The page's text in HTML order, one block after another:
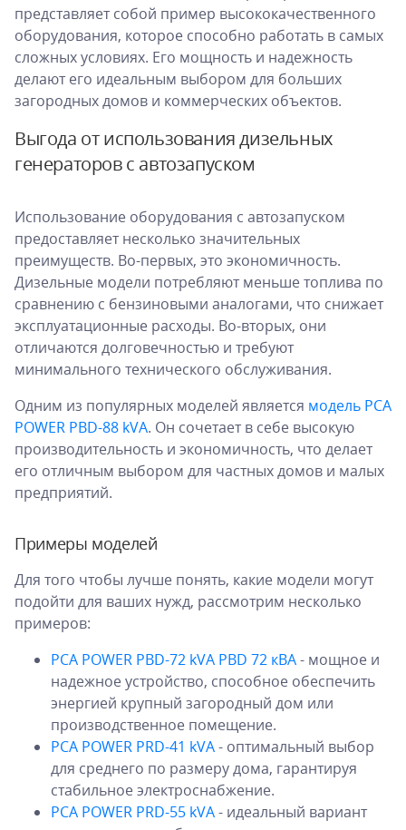
представляет собой пример высококачественного
оборудования, которое способно работать в самых
сложных условиях. Его мощность и надежность
делают его идеальным выбором для больших
загородных домов и коммерческих объектов.
Выгода от использования дизельных
генераторов с автозапуском
Использование оборудования с автозапуском
предоставляет несколько значительных
преимуществ. Во-первых, это экономичность.
Дизельные модели потребляют меньше топлива по
сравнению с бензиновыми аналогами, что снижает
эксплуатационные расходы. Во-вторых, они
отличаются долговечностью и требуют
минимального технического обслуживания.
Одним из популярных моделей является модель PCA
POWER PBD-88 kVA. Он сочетает в себе высокую
производительность и экономичность, что делает
его отличным выбором для частных домов и малых
предприятий.
Примеры моделей
Для того чтобы лучше понять, какие модели могут
подойти для ваших нужд, рассмотрим несколько
примеров:
PCA POWER PBD-72 kVA PBD 72 кВА- мощное и
надежное устройство, способное обеспечить
энергией крупный загородный дом или
производственное помещение.
PCA POWER PRD-41 kVA- оптимальный выбор
для среднего по размеру дома, гарантируя
стабильное электроснабжение.
PCA POWER PRD-55 kVA- идеальный вариант